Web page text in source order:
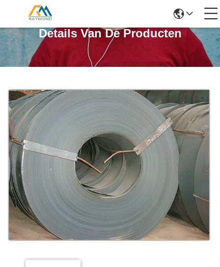
Details Van De Producten